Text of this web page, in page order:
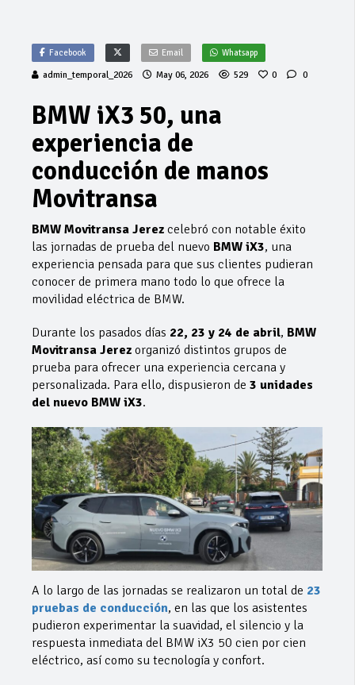
Facebook Email Whatsapp
admin_temporal_2026 May 06, 2026 529 0 0
BMW iX3 50, una
experiencia de
conducción de manos
Movitransa
BMW Movitransa Jerez celebró con notable éxito
las jornadas de prueba del nuevo BMW iX3, una
experiencia pensada para que sus clientes pudieran
conocer de primera mano todo lo que ofrece la
movilidad eléctrica de BMW.
Durante los pasados días 22, 23 y 24 de abril, BMW
Movitransa Jerez organizó distintos grupos de
prueba para ofrecer una experiencia cercana y
personalizada. Para ello, dispusieron de 3 unidades
del nuevo BMW iX3.
A lo largo de las jornadas se realizaron un total de 23
pruebas de conducción, en las que los asistentes
pudieron experimentar la suavidad, el silencio y la
respuesta inmediata del BMW iX3 50 cien por cien
eléctrico, así como su tecnología y confort.